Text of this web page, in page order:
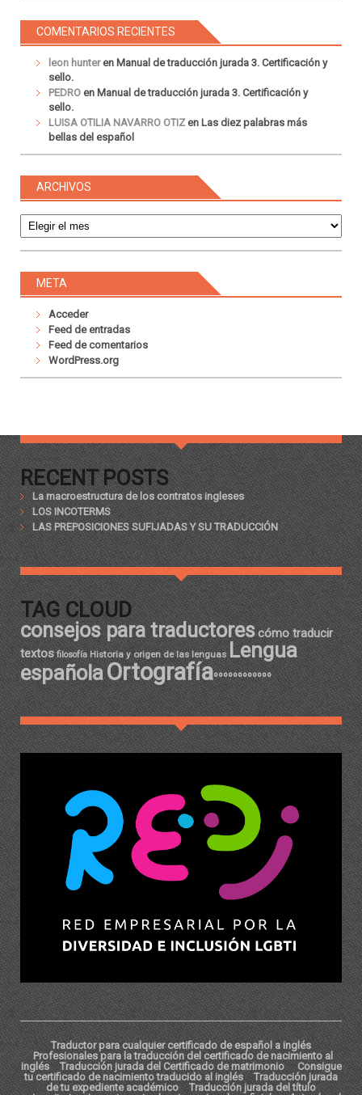
COMENTARIOS RECIENTES
leon hunteren Manual de traducción jurada 3. Certificación y
sello.
PEDRO en Manual de traducción jurada 3. Certificación y
sello.
LUISA OTILIA NAVARRO OTIZ en Las diez palabras más
bellas del español
ARCHIVOS
META
Acceder
Feed de entradas
Feed de comentarios
WordPress.org
RECENT POSTS
La macroestructura de los contratos ingleses
LOS INCOTERMS
LAS PREPOSICIONES SUFIJADAS Y SU TRADUCCIÓN
TAG CLOUD
consejos para traductorescómo traducir
textos filosofía Historia y origen de las lenguas Lengua
españolaOrtografíaºººººººººººº
Traductor para cualquier certificado de español a inglés
Profesionales para la traducción del certificado de nacimiento al
inglés
Traducción jurada del Certificado de matrimonio
Consigue
tu certificado de nacimiento traducido al inglés
Traducción jurada
de tu expediente académico
Traducción jurada del título